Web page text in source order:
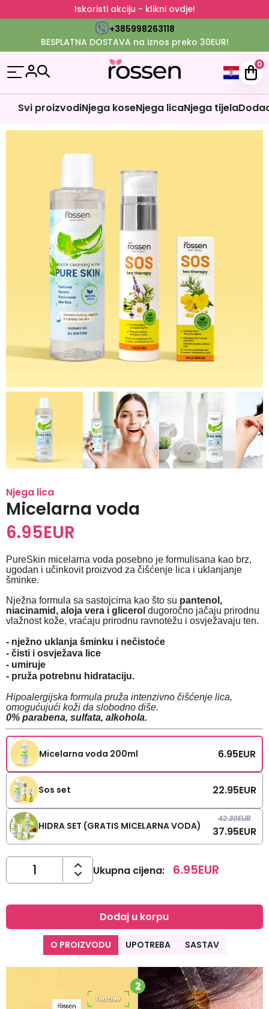
Iskoristi akciju - klikni ovdje!
+385998263118
BESPLATNA DOSTAVA na iznos preko 30EUR!
0
Svi proizvodiNjega koseNjega licaNjega tijela
Njega lica
Micelarna voda
6.95EUR
PureSkin micelarna voda posebno je formulisana kao brz,
ugodan i učinkovit proizvod za čišćenje lica i uklanjanje
šminke.
Nježna formula sa sastojcima kao što su pantenol,
niacinamid, aloja vera i glicerol dugoročno jačaju prirodnu
vlažnost kože, vraćaju prirodnu ravnotežu i osvježavaju ten.
- nježno uklanja šminku i nečistoće
- čisti i osvježava lice
- umiruje
- pruža potrebnu hidrataciju.
Hipoalergijska formula pruža intenzivno čišćenje lica,
omogućujući koži da slobodno diše.
0% parabena, sulfata, alkohola.
Micelarna voda 200ml 6.95EUR
Sos set 22.95EUR
HIDRA SET (GRATIS MICELARNA VODA)
42.30EUR
37.95EUR
Ukupna cijena: 6.95EUR
Dodaj u korpu
O PROIZVODU UPOTREBA SASTAV